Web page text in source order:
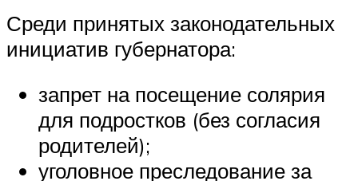
Среди принятых законодательных
инициатив губернатора:
запрет на посещение солярия
для подростков (без согласия
родителей);
уголовное преследование за